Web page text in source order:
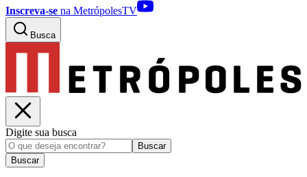
Inscreva-se na MetrópolesTV
Busca
Digite sua busca
Buscar
Buscar